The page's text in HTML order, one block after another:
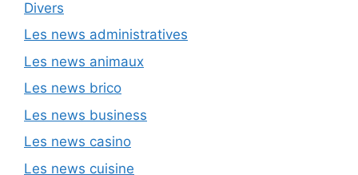
Divers
Les news administratives
Les news animaux
Les news brico
Les news business
Les news casino
Les news cuisine